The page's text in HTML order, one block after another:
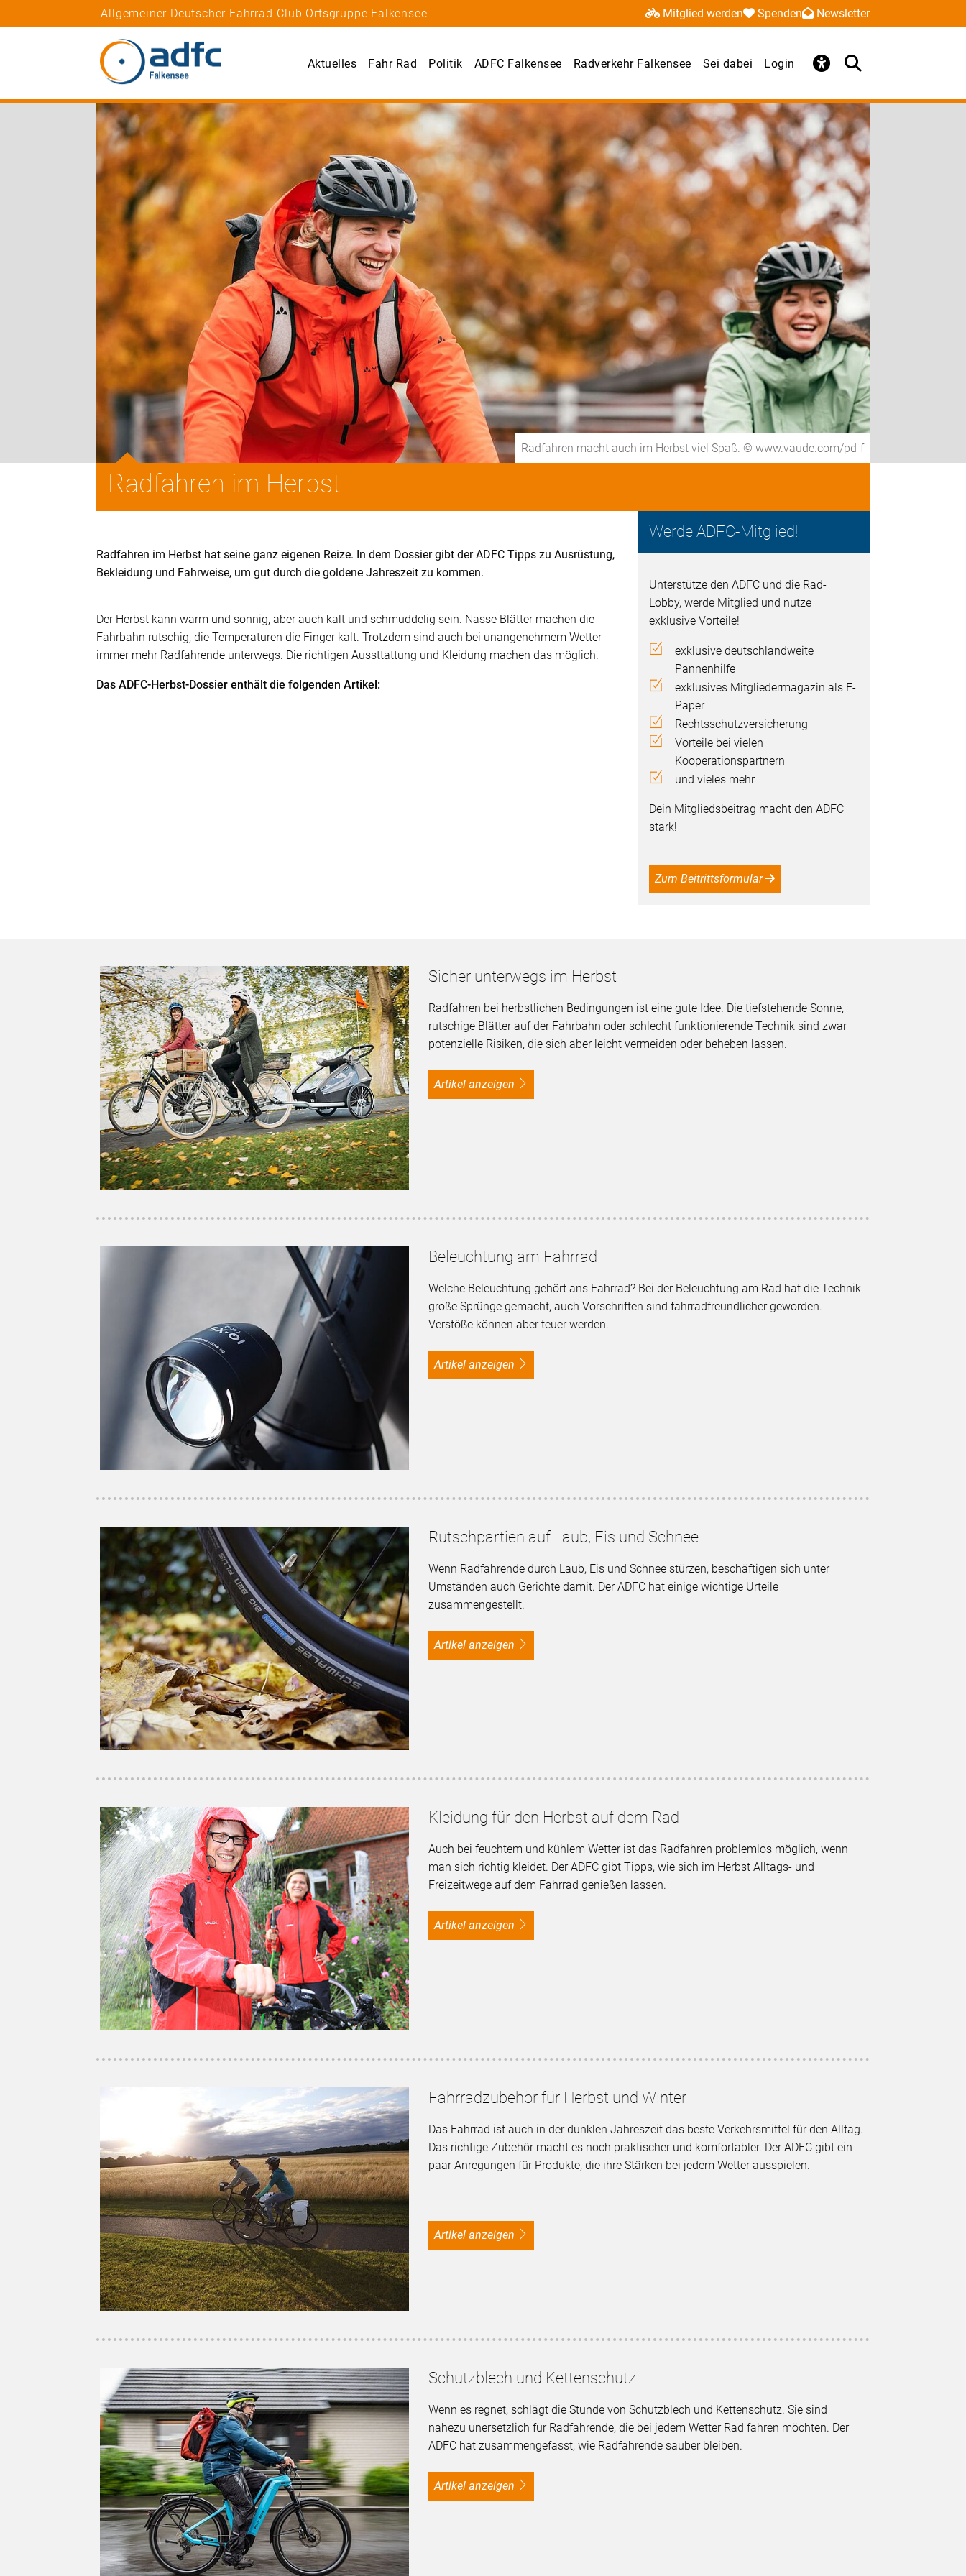
Allgemeiner Deutscher Fahrrad-Club Ortsgruppe Falkensee Mitglied werden Spenden Newsletter
Aktuelles Fahr Rad Politik ADFC Falkensee Radverkehr Falkensee Sei dabei Login
Radfahren macht auch im Herbst viel Spaß. © www.vaude.com/pd-f
Radfahren im Herbst
Werde ADFC-Mitglied!
Unterstütze den ADFC und die Rad-
Lobby, werde Mitglied und nutze
exklusive Vorteile!
exklusive deutschlandweite
Pannenhilfe
exklusives Mitgliedermagazin als E-
Paper
Rechtsschutzversicherung
Vorteile bei vielen
Kooperationspartnern
und vieles mehr
Dein Mitgliedsbeitrag macht den ADFC
stark!
Zum Beitrittsformular
Radfahren im Herbst hat seine ganz eigenen Reize. In dem Dossier gibt der ADFC Tipps zu Ausrüstung,
Bekleidung und Fahrweise, um gut durch die goldene Jahreszeit zu kommen.
Der Herbst kann warm und sonnig, aber auch kalt und schmuddelig sein. Nasse Blätter machen die
Fahrbahn rutschig, die Temperaturen die Finger kalt. Trotzdem sind auch bei unangenehmem Wetter
immer mehr Radfahrende unterwegs. Die richtigen Aussttattung und Kleidung machen das möglich.
Das ADFC-Herbst-Dossier enthält die folgenden Artikel:
Sicher unterwegs im Herbst
Radfahren bei herbstlichen Bedingungen ist eine gute Idee. Die tiefstehende Sonne,
rutschige Blätter auf der Fahrbahn oder schlecht funktionierende Technik sind zwar
potenzielle Risiken, die sich aber leicht vermeiden oder beheben lassen.
Artikel anzeigen
Beleuchtung am Fahrrad
Welche Beleuchtung gehört ans Fahrrad? Bei der Beleuchtung am Rad hat die Technik
große Sprünge gemacht, auch Vorschriften sind fahrradfreundlicher geworden.
Verstöße können aber teuer werden.
Artikel anzeigen
Rutschpartien auf Laub, Eis und Schnee
Wenn Radfahrende durch Laub, Eis und Schnee stürzen, beschäftigen sich unter
Umständen auch Gerichte damit. Der ADFC hat einige wichtige Urteile
zusammengestellt.
Artikel anzeigen
Kleidung für den Herbst auf dem Rad
Auch bei feuchtem und kühlem Wetter ist das Radfahren problemlos möglich, wenn
man sich richtig kleidet. Der ADFC gibt Tipps, wie sich im Herbst Alltags- und
Freizeitwege auf dem Fahrrad genießen lassen.
Artikel anzeigen
Fahrradzubehör für Herbst und Winter
Das Fahrrad ist auch in der dunklen Jahreszeit das beste Verkehrsmittel für den Alltag.
Das richtige Zubehör macht es noch praktischer und komfortabler. Der ADFC gibt ein
paar Anregungen für Produkte, die ihre Stärken bei jedem Wetter ausspielen.
Artikel anzeigen
Schutzblech und Kettenschutz
Wenn es regnet, schlägt die Stunde von Schutzblech und Kettenschutz. Sie sind
nahezu unersetzlich für Radfahrende, die bei jedem Wetter Rad fahren möchten. Der
ADFC hat zusammengefasst, wie Radfahrende sauber bleiben.
Artikel anzeigen